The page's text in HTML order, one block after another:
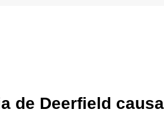
de Deerfield